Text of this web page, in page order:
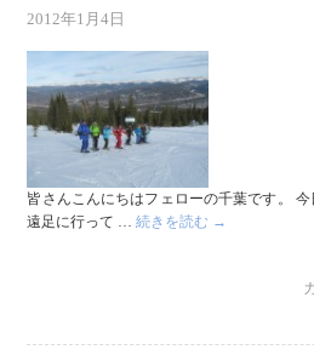
2012年1月4日
皆さんこんにちはフェローの千葉です。
遠足に行って …続きを読む →